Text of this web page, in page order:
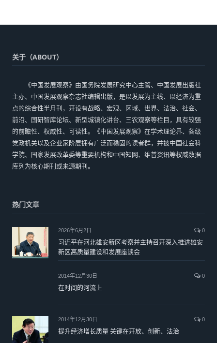
关于（ABOUT）
《中国发展观察》由国务院发展研究中心主管、中国发展出版社
主办、中国发展观察杂志社编辑出版，是以发展为主线、以经济为重
点的综合性半月刊，开设有战略、宏观、区域、世界、法治、社会、
前沿、国研智库论坛、新型城镇化讲台、三农观察等栏目，具有较强
的前瞻性、权威性、可读性。《中国发展观察》在学术理论界、各级
党政机关以及企业家阶层拥有广泛而稳固的读者群，并被中国社会科
学院、国家发展改革委等重要机构和中国知网、维普资讯等权威数据
库列为核心期刊或来源期刊。
热门文章
2026年6月2日 0
习近平在河北雄安新区考察并主持召开深入推进雄安
新区高质量建设和发展座谈会
2014年12月30日 0
在时间的河流上
2014年12月30日 0
提升经济增长质量 关键在开放、创新、法治